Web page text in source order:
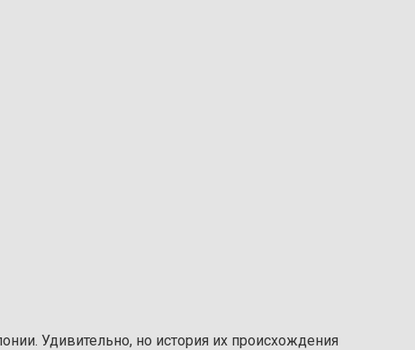
Удивительно, но история их происхождения